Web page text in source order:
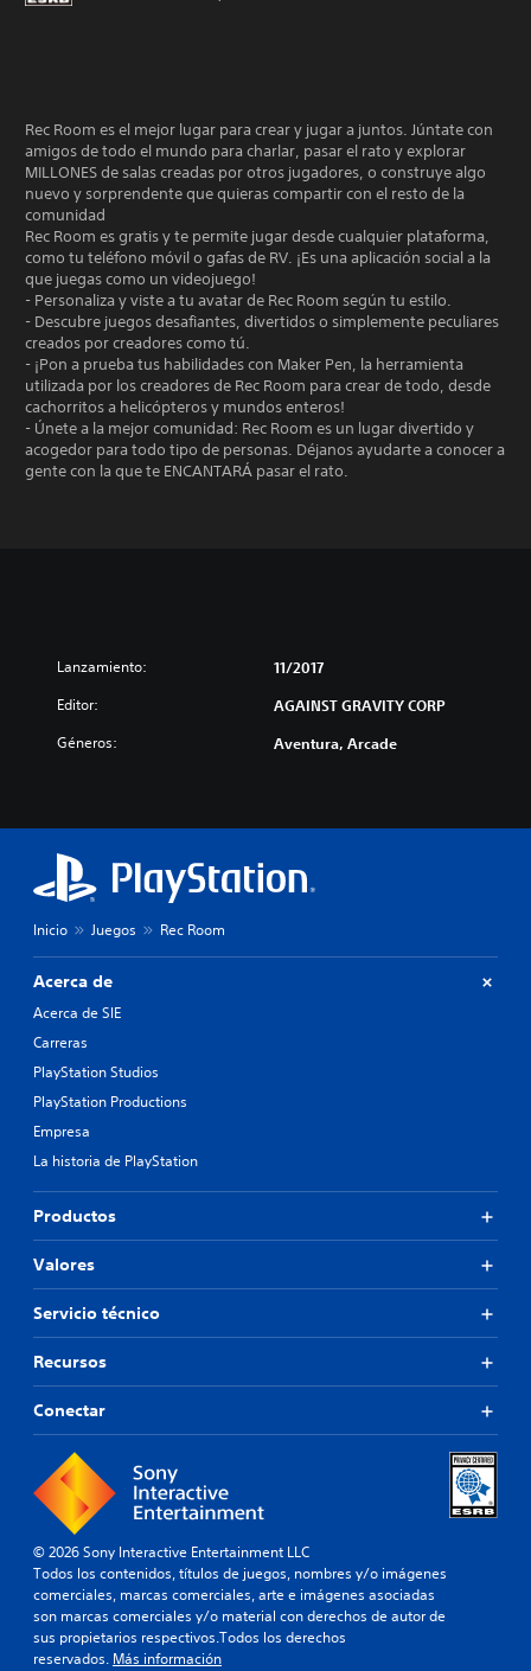
Rec Room es el mejor lugar para crear y jugar a juntos. Júntate con
amigos de todo el mundo para charlar, pasar el rato y explorar
MILLONES de salas creadas por otros jugadores, o construye algo
nuevo y sorprendente que quieras compartir con el resto de la
comunidad
Rec Room es gratis y te permite jugar desde cualquier plataforma,
como tu teléfono móvil o gafas de RV. ¡Es una aplicación social a la
que juegas como un videojuego!
- Personaliza y viste a tu avatar de Rec Room según tu estilo.
- Descubre juegos desafiantes, divertidos o simplemente peculiares
creados por creadores como tú.
- ¡Pon a prueba tus habilidades con Maker Pen, la herramienta
utilizada por los creadores de Rec Room para crear de todo, desde
cachorritos a helicópteros y mundos enteros!
- Únete a la mejor comunidad: Rec Room es un lugar divertido y
acogedor para todo tipo de personas. Déjanos ayudarte a conocer a
gente con la que te ENCANTARÁ pasar el rato.
Lanzamiento: 11/2017
Editor: AGAINST GRAVITY CORP
Géneros: Aventura, Arcade
Inicio Juegos Rec Room
Acerca de
Acerca de SIE
Carreras
PlayStation Studios
PlayStation Productions
Empresa
La historia de PlayStation
Productos
Valores
Servicio técnico
Recursos
Conectar
© 2026 Sony Interactive Entertainment LLC
Todos los contenidos, títulos de juegos, nombres y/o imágenes
comerciales, marcas comerciales, arte e imágenes asociadas
son marcas comerciales y/o material con derechos de autor de
sus propietarios respectivos.Todos los derechos
reservados. Más información